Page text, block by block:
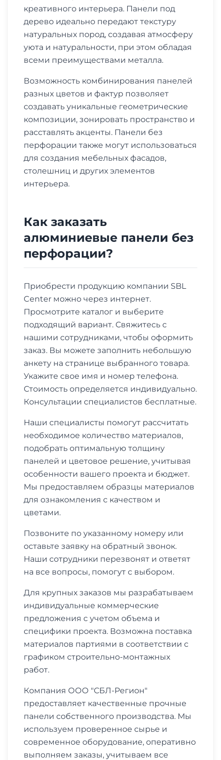
креативного интерьера. Панели под
дерево идеально передают текстуру
натуральных пород, создавая атмосферу
уюта и натуральности, при этом обладая
всеми преимуществами металла.
Возможность комбинирования панелей
разных цветов и фактур позволяет
создавать уникальные геометрические
композиции, зонировать пространство и
расставлять акценты. Панели без
перфорации также могут использоваться
для создания мебельных фасадов,
столешниц и других элементов
интерьера.
Как заказать
алюминиевые панели без
перфорации?
Приобрести продукцию компании SBL
Center можно через интернет.
Просмотрите каталог и выберите
подходящий вариант. Свяжитесь с
нашими сотрудниками, чтобы оформить
заказ. Вы можете заполнить небольшую
анкету на странице выбранного товара.
Укажите свое имя и номер телефона.
Стоимость определяется индивидуально.
Консультации специалистов бесплатные.
Наши специалисты помогут рассчитать
необходимое количество материалов,
подобрать оптимальную толщину
панелей и цветовое решение, учитывая
особенности вашего проекта и бюджет.
Мы предоставляем образцы материалов
для ознакомления с качеством и
цветами.
Позвоните по указанному номеру или
оставьте заявку на обратный звонок.
Наши сотрудники перезвонят и ответят
на все вопросы, помогут с выбором.
Для крупных заказов мы разрабатываем
индивидуальные коммерческие
предложения с учетом объема и
специфики проекта. Возможна поставка
материалов партиями в соответствии с
графиком строительно-монтажных
работ.
Компания ООО "СБЛ-Регион"
предоставляет качественные прочные
панели собственного производства. Мы
используем проверенное сырье и
современное оборудование, оперативно
выполняем заказы, учитываем все